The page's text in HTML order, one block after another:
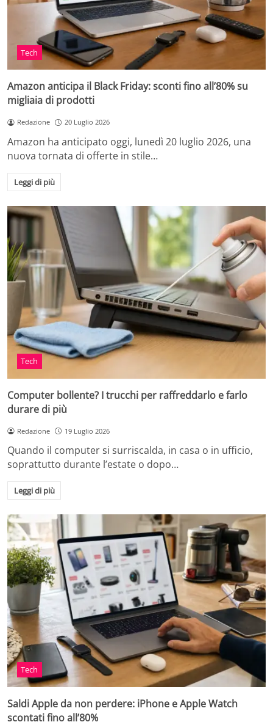
Tech
Amazon anticipa il Black Friday: sconti fino all’80% su
migliaia di prodotti
Redazione 20 Luglio 2026
Amazon ha anticipato oggi, lunedì 20 luglio 2026, una
nuova tornata di offerte in stile…
Leggi di più
Tech
Computer bollente? I trucchi per raffreddarlo e farlo
durare di più
Redazione 19 Luglio 2026
Quando il computer si surriscalda, in casa o in ufficio,
soprattutto durante l’estate o dopo…
Leggi di più
Tech
Saldi Apple da non perdere: iPhone e Apple Watch
scontati fino all’80%